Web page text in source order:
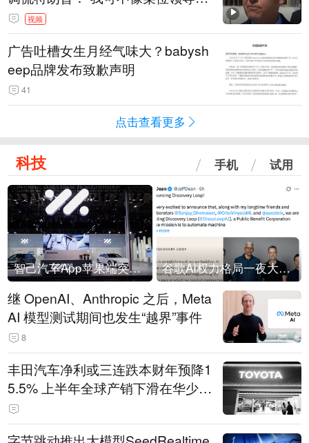
人，把这当成一场阴谋”，全场哄笑
视频
广告吐槽女生月经气味大？babysh
eep品牌发布致歉声明
41
点击查看更多
科技 手机 试用
智己汽车App苹果端突然“下架” 谷歌AI权力格局一夜大洗牌
继 OpenAI、Anthropic 之后，Meta
AI 模型测试期间也发生“越界”事件
8
丰田汽车净利或三连跌本财年预降1
5.5% 上半年全球产销下滑在华少卖
14.3万辆